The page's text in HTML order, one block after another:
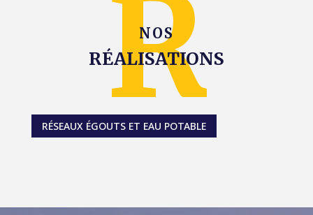
NOS
RÉALISATIONS
RÉSEAUX ÉGOUTS ET EAU POTABLE